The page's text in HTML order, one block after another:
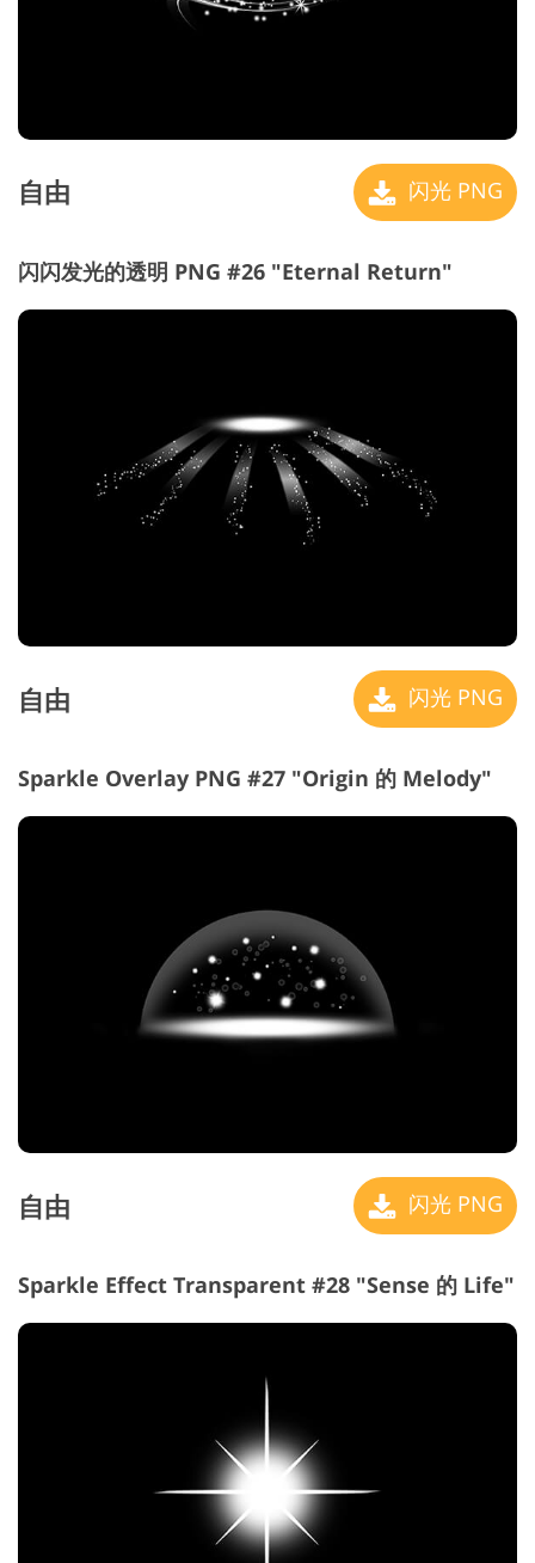
自由 闪光 PNG
闪闪发光的透明 PNG #26 "Eternal Return"
自由 闪光 PNG
Sparkle Overlay PNG #27 "Origin 的 Melody"
自由 闪光 PNG
Sparkle Effect Transparent #28 "Sense 的 Life"